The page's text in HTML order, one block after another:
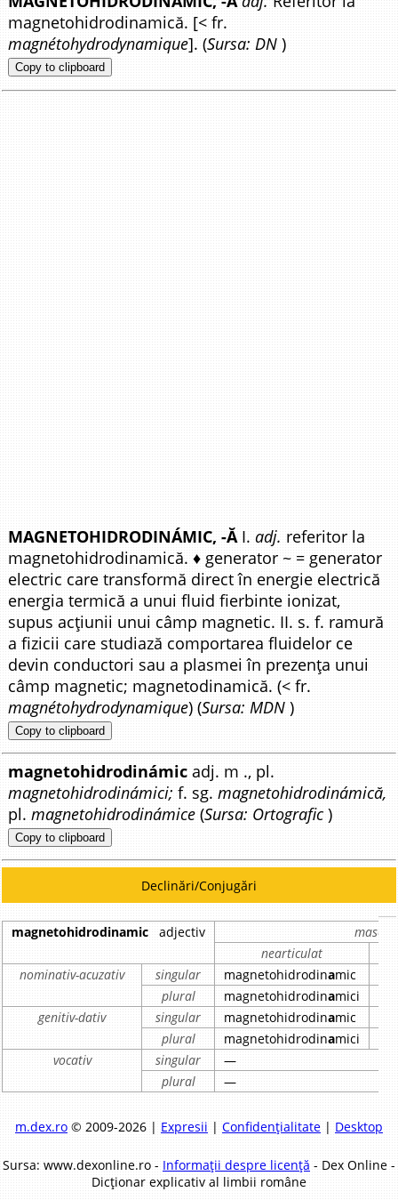
magnetohidrodinamică. [< fr.
magnétohydrodynamique]. (Sursa: DN )
Copy to clipboard
MAGNETOHIDRODINÁMIC, -Ă I.adj. referitor la
magnetohidrodinamică. ♦ generator ~ = generator
electric care transformă direct în energie electrică
energia termică a unui fluid fierbinte ionizat,
supus acțiunii unui câmp magnetic. II. s. f. ramură
a fizicii care studiază comportarea fluidelor ce
devin conductori sau a plasmei în prezența unui
câmp magnetic; magnetodinamică. (< fr.
magnétohydrodynamique) (Sursa: MDN )
Copy to clipboard
magnetohidrodinámic adj. m ., pl.
magnetohidrodinámici; f. sg.magnetohidrodinámică,
pl.magnetohidrodinámice (Sursa: Ortografic )
Copy to clipboard
Declinări/Conjugări
magnetohidrodinamic adjectiv
nearticulat
nominativ-acuzativ
singular magnetohidrodinamic
plural
magnetohidrodinamici
genitiv-dativ
singular magnetohidrodinamic
plural
magnetohidrodinamici
vocativ
singular
—
plural
—
m.dex.ro© 2009-2026 | Expresii | Confidențialitate| Desktop
Sursa: www.dexonline.ro - Informații despre licență - Dex Online -
Dicționar explicativ al limbii române